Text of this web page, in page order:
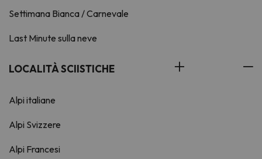
Settimana Bianca / Carnevale
Last Minute sulla neve
LOCALITÀ SCIISTICHE
Alpi italiane
Alpi Svizzere
Alpi Francesi